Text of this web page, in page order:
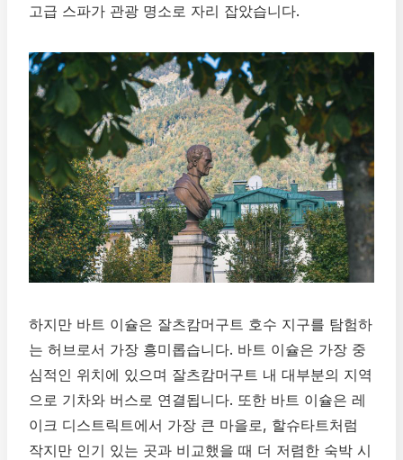
고급 스파가 관광 명소로 자리 잡았습니다.
하지만 바트 이슐은 잘츠캄머구트 호수 지구를 탐험하
는 허브로서 가장 흥미롭습니다. 바트 이슐은 가장 중
심적인 위치에 있으며 잘츠캄머구트 내 대부분의 지역
으로 기차와 버스로 연결됩니다. 또한 바트 이슐은 레
이크 디스트릭트에서 가장 큰 마을로, 할슈타트처럼
작지만 인기 있는 곳과 비교했을 때 더 저렴한 숙박 시